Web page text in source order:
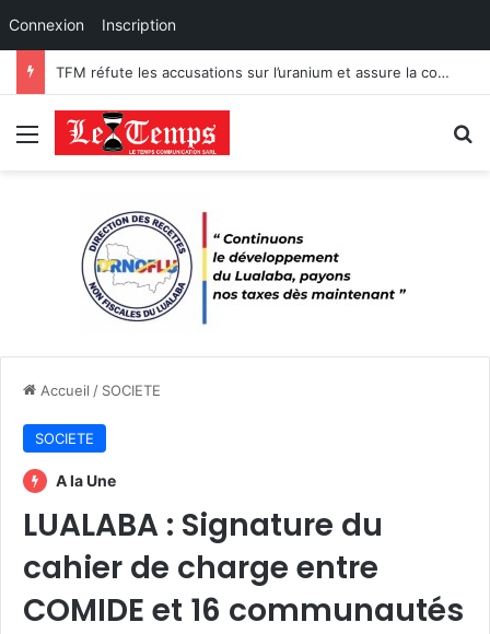
Connexion Inscription
TFM réfute les accusations sur l’uranium et assure la conformité de ses exportations de cobalt.
Menu
Accueil / SOCIETE
SOCIETE
A la Une
LUALABA : Signature du
cahier de charge entre
COMIDE et 16 communautés